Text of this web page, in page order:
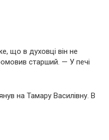
що в духовці він не
старший. — У печі
на Тамару Василівну. В